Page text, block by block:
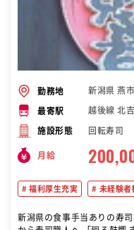
勤務地 新潟県 燕
最寄駅 越後線 北
施設形態 回転寿司
月給
福利厚生充実 未経験者
新潟県の食事手当ありの寿司職